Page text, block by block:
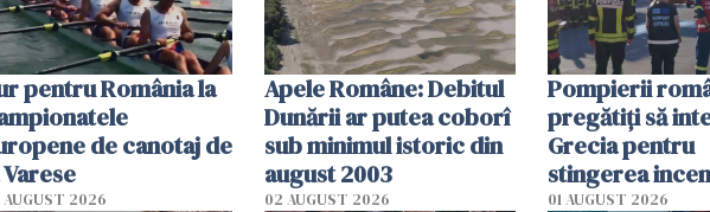
pentru România la
de canotaj de
AUGUST 2026
Apele Române: Debitul
Dunării ar putea coborî
sub minimul istoric din
august 2003
02 AUGUST 2026
Pompierii
pregătiţi să
Grecia pentru
stingerea
01 AUGUST 2026